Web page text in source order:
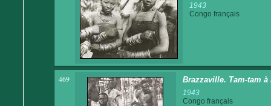
1943
Congo français
469 Brazzaville. Tam-tam à
1943
Congo français